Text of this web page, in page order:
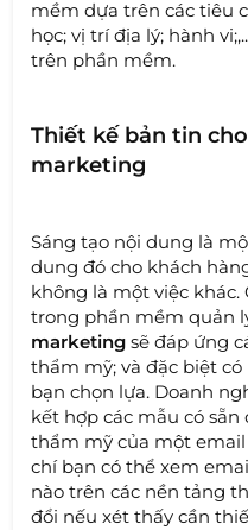
mềm dựa trên các tiêu
học; vị trí địa lý; hành
trên phần mềm.
Thiết kế bản tin
marketing
Sáng tạo nội dung là
dung đó cho khách
không là một việc
trong phần mềm quản
marketing sẽ đáp ứng
thẩm mỹ; và đặc biệt
bạn chọn lựa. Doanh
kết hợp các mẫu có
thẩm mỹ của một
chí bạn có thể xem
nào trên các nền tảng
đổi nếu xét thấy cần